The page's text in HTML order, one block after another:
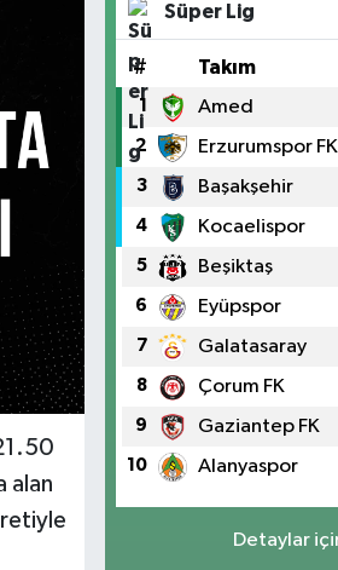
alan
Süper Lig
# Takım
1 Amed
2 Erzurumspor FK
3 Başakşehir
4 Kocaelispor
5 Beşiktaş
6 Eyüpspor
7 Galatasaray
8 Çorum FK
9 Gaziantep FK
10 Alanyaspor
Detaylar